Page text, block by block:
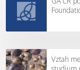
Vztah